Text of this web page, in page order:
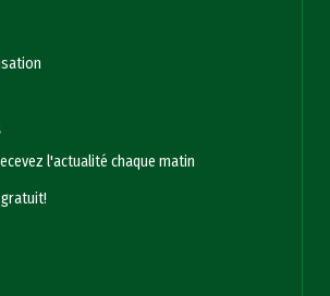
l'actualité chaque matin